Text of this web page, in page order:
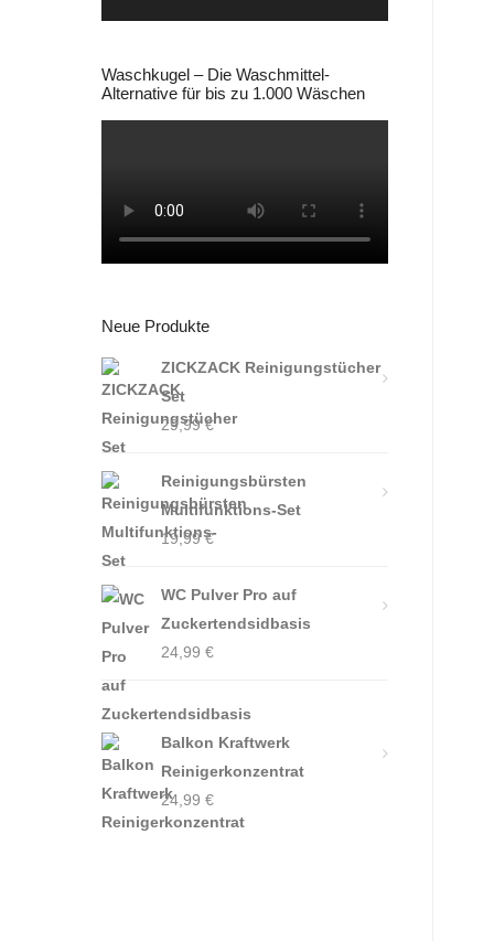
Waschkugel – Die Waschmittel-
Alternative für bis zu 1.000 Wäschen
Neue Produkte
ZICKZACK Reinigungstücher
Set
29,99€
Reinigungsbürsten
Multifunktions-Set
19,99€
WC Pulver Pro auf
Zuckertendsidbasis
24,99 €
Balkon Kraftwerk
Reinigerkonzentrat
24,99 €